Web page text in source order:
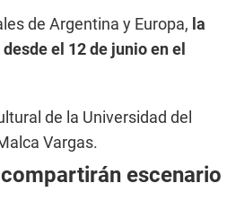
de Argentina y Europa, la
el 12 de junio en el
de la Universidad del
Vargas.
escenario